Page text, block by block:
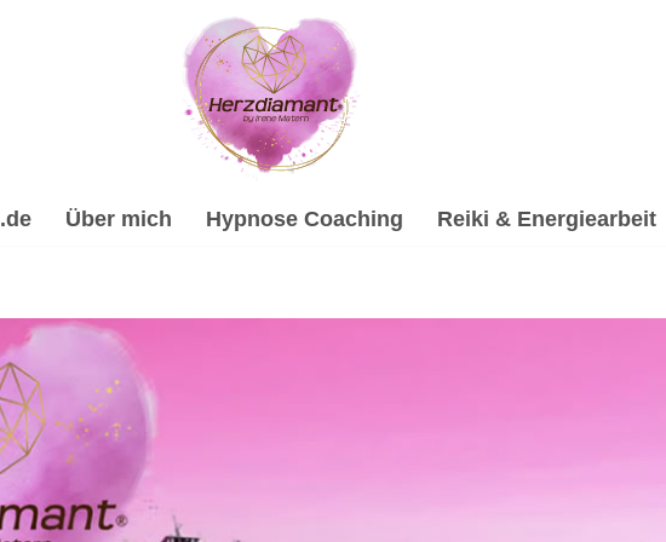
Über mich Hypnose Coaching Reiki & Energiearbeit
Psychologische Beratung, Energiearbeit & Reiki, Spirituelle
Coach & psychologische Beraterin in Senden. ✔️ Hypnose, ☑️
Spirituelles Coaching. Ich bin bereit für Deine Vorstellungen ✉.